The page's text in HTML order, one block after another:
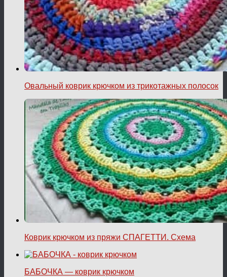
Овальный коврик крючком из трикотажных полосок
Коврик крючком из пряжи СПАГЕТТИ. Схема
БАБОЧКА — коврик крючком